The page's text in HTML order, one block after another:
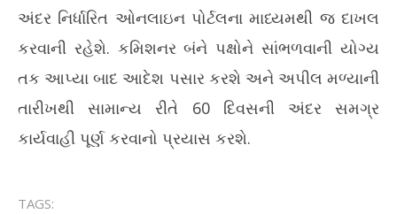
અંદર નિર્ધારિત ઓનલાઇન પોર્ટલના માધ્યમથી જ દાખલ
કરવાની રહેશે. કમિશનર બંને પક્ષોને સાંભળવાની યોગ્ય
તક આપ્યા બાદ આદેશ પસાર કરશે અને અપીલ મળ્યાની
તારીખથી સામાન્ય રીતે 60 દિવસની અંદર સમગ્ર
કાર્યવાહી પૂર્ણ કરવાનો પ્રયાસ કરશે.
TAGS: